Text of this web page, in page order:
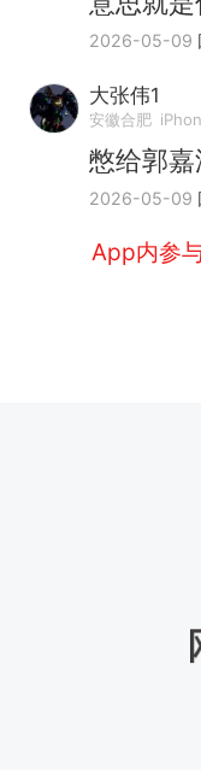
2026-05-09
大张伟1
安徽合肥
憋给郭
2026-05-09
App内参